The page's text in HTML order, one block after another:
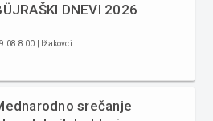
DNEVI 2026
8:00 | Ižakovci
srečanje